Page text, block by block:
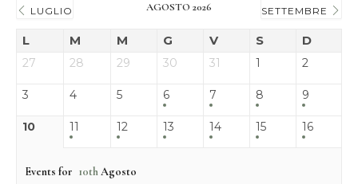
LUGLIO AGOSTO 2026 SETTEMBRE
L M M G V S D
27 28 29 30 31 1 2
3 4 5 6 7 8 9
10 11 12 13 14 15 16
Events for 10thAgosto